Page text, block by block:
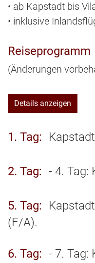
• ab Kapstadt bis
• inklusive
Reiseprogramm
(Änderungen
Details anzeigen
1. Tag
2. Tag - 4. Tag:
5. Tag
(F/A).
6. Tag
- 7. Tag: